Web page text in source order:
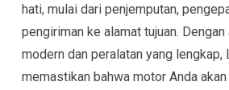
hati, mulai dari penjemputan,
pengiriman ke alamat tujuan. Dengan
modern dan peralatan yang
memastikan bahwa motor Anda